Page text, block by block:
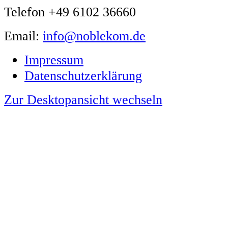
Telefon +49 6102 36660
Email: info@noblekom.de
Impressum
Datenschutzerklärung
Zur Desktopansicht wechseln